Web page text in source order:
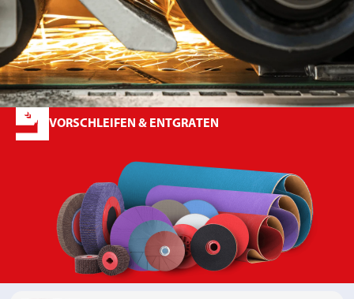
VORSCHLEIFEN & ENTGRATEN